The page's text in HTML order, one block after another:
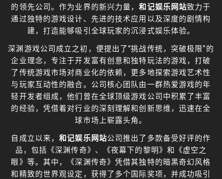
的领先公司。作为业界的新兴力量，和记娱乐网站致力于
通过独特的游戏设计、先进的技术应用以及深度的剧情构
建，打造能够吸引全球玩家的沉浸式娱乐体验。
深渊游戏公司成立之初，便提出了“挑战传统，突破极限”的
企业理念，专注于开发富有创意和独特玩法的游戏，打破
了传统游戏市场对商业化的依赖，更多地探索游戏艺术性
与玩家互动性的融合。公司核心团队由一群热爱游戏的年
轻开发者组成，他们曾在全球顶级游戏公司中积累了丰富
的经验，凭借着对行业的深刻理解和创新思维，迅速在全
球市场上崭露头角。
自成立以来，和记娱乐网站公司推出了多款备受好评的作
品，包括《深渊传奇》、《夜幕下的黎明》和《虚空之
眼》等。其中，《深渊传奇》凭借其独特的暗黑奇幻风格
和精致的世界观设定，获得了多个国际奖项，并成功吸引